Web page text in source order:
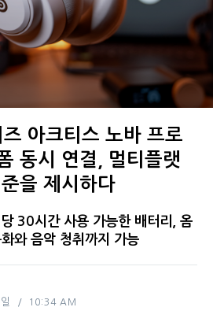
품 '아크티스 노바 프로 옴니(OMNI)'
즈 아크티스 노바 프로
동시 연결, 멀티플랫
을 제시하다
30시간 사용 가능한 배터리, 옴
와 음악 청취까지 가능
10:34 AM